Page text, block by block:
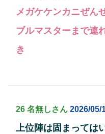
メガケケンカニぜん
ブルマスターまで連
き
26 名無しさん 2026/05/
上位陣は固まっては